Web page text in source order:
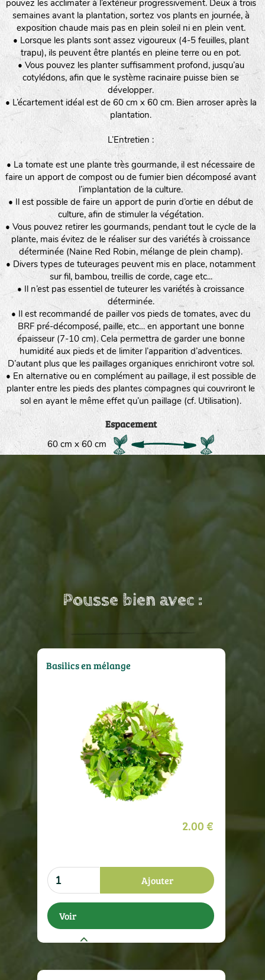
pouvez les acclimater à l’extérieur progressivement. Deux à trois
semaines avant la plantation, sortez vos plants en journée, à
exposition chaude mais pas en plein soleil ni en plein vent.
• Lorsque les plants sont assez vigoureux (4-5 feuilles, plant
trapu), ils peuvent être plantés en pleine terre ou en pot.
• Vous pouvez les planter suffisamment profond, jusqu’au
cotylédons, afin que le système racinaire puisse bien se
développer.
• L’écartement idéal est de 60 cm x 60 cm. Bien arroser après la
plantation.
L’Entretien :
• La tomate est une plante très gourmande, il est nécessaire de
faire un apport de compost ou de fumier bien décomposé avant
l’implantation de la culture.
• Il est possible de faire un apport de purin d’ortie en début de
culture, afin de stimuler la végétation.
• Vous pouvez retirer les gourmands, pendant tout le cycle de la
plante, mais évitez de le réaliser sur des variétés à croissance
déterminée (Naine Red Robin, mélange de plein champ).
• Divers types de tuteurages peuvent mis en place, notamment
sur fil, bambou, treillis de corde, cage etc...
• Il n’est pas essentiel de tuteurer les variétés à croissance
déterminée.
• Il est recommandé de pailler vos pieds de tomates, avec du
BRF pré-décomposé, paille, etc… en apportant une bonne
épaisseur (7-10 cm). Cela permettra de garder une bonne
humidité aux pieds et de limiter l’apparition d’adventices.
D’autant plus que les paillages organiques enrichiront votre sol.
• En alternative ou en complément au paillage, il est possible de
planter entre les pieds des plantes compagnes qui couvriront le
sol en ayant le même effet qu’un paillage (cf. Utilisation).
Espacement
60 cm x 60 cm
Pousse bien avec :
Basilics en mélange
2.00 €
Ajouter
Voir